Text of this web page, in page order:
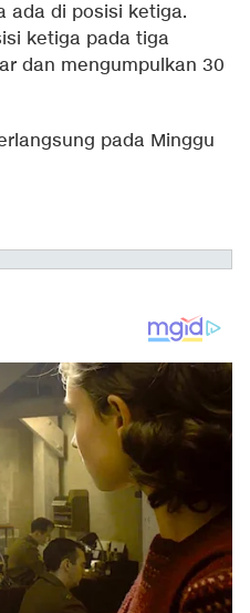
ada di posisi ketiga.
ketiga pada tiga
dan mengumpulkan 30
pada Minggu